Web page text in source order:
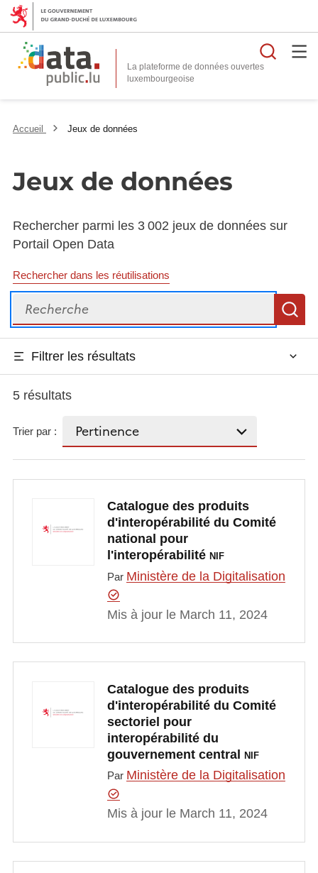
La plateforme de données ouvertes
Accueil Jeux de données
Jeux de données
Rechercher parmi les 3 002 jeux de données sur
Portail Open Data
Rechercher dans les réutilisations
Recherche
Filtrer les résultats
5 résultats
Trier par :
Catalogue des produits
d'interopérabilité du Comité
national pour
l'interopérabilité NIF
Par Ministère de la Digitalisation
Mis à jour le March 11, 2024
Catalogue des produits
d'interopérabilité du Comité
sectoriel pour
interopérabilité du
gouvernement central NIF
Par Ministère de la Digitalisation
Mis à jour le March 11, 2024